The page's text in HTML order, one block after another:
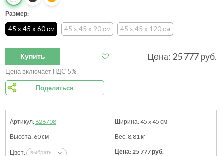
Размер:
45 x 45 x 60 см 45 x 45 x 90 см 45 x 45 x 120 см
Купить Цена: 25 777руб.
Цена включает НДС 5%
Поделиться
826708 45 x 45 см
60см 8.81кг
25 777руб.